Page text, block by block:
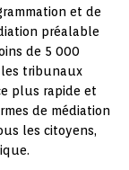
et de
préalable
de 5 000
les tribunaux
plus rapide et
de médiation
les citoyens,